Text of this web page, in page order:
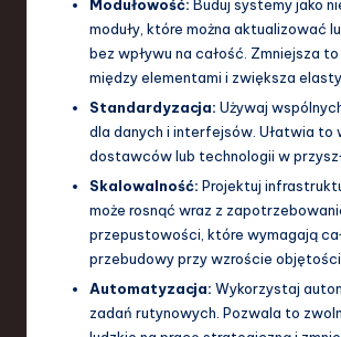
Modułowość: Buduj systemy jako
moduły, które można aktualizować
bez wpływu na całość. Zmniejsza
między elementami i zwiększa
Standardyzacja: Używaj
dla danych i interfejsów. Ułatwia to
dostawców lub technologii w
Skalowalność: Projektuj
może rosnąć wraz z
przepustowości, które wymagają
przebudowy przy wzroście
Automatyzacja: Wykorzystaj
zadań rutynowych. Pozwala to